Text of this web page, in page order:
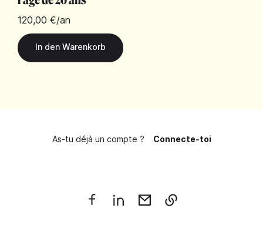
120,00 €/an
As-tu déjà un compte ? Connecte-toi